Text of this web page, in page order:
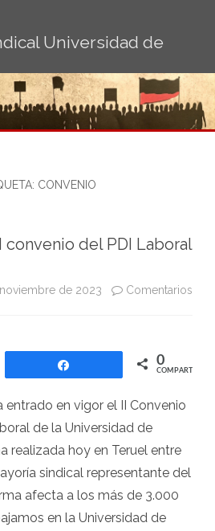
Universidad de
CONVENIO
convenio del PDI Laboral
de 2023
Comentarios
0
COMPARTIR
entrado en vigor el II Convenio
de la Universidad de
realizada hoy en Teruel entre
sindical representante del
afecta a los más de 3.000
en la Universidad de